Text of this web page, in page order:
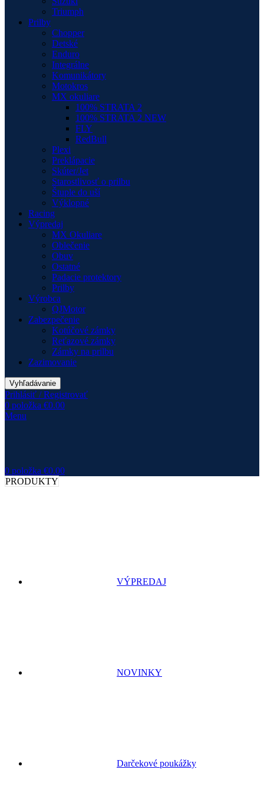
Triumph
Prilby
Chopper
Detské
Enduro
Integrálne
Komunikátory
Motokros
MX okuliare
100% STRATA 2
100% STRATA 2 NEW
FLY
RedBull
Plexi
Preklápacie
Skúter/Jet
Starostlivosť o prilbu
Štuple do uší
Výklopné
Racing
Výpredaj
MX Okuliare
Oblečenie
Obuv
Ostatné
Padacie protektory
Prilby
Výrobca
QJMotor
Zabezpečenie
Kotúčové zámky
Reťazové zámky
Zámky na prilbu
Zazimovanie
Vyhľadávanie
Prihlásiť / Registrovať
0 položka €0.00
Menu
0 položka €0.00
PRODUKTY
VÝPREDAJ
NOVINKY
Darčekové poukážky